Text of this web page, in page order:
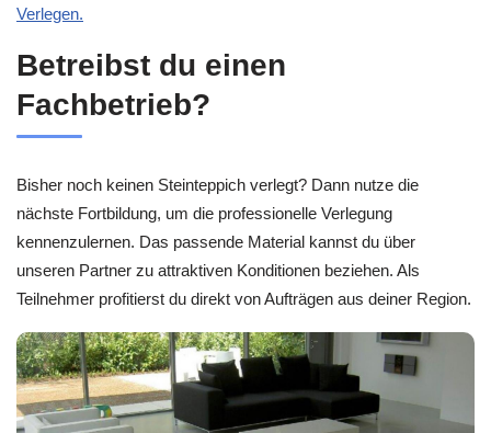
Verlegen.
Betreibst du einen
Fachbetrieb?
Bisher noch keinen Steinteppich verlegt? Dann nutze die
nächste Fortbildung, um die professionelle Verlegung
kennenzulernen. Das passende Material kannst du über
unseren Partner zu attraktiven Konditionen beziehen. Als
Teilnehmer profitierst du direkt von Aufträgen aus deiner Region.